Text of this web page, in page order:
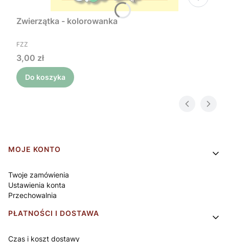
Zwierzątka - kolorowanka
PRODUCENT
FZZ
Cena
3,00 zł
Do koszyka
Linki w stopce
MOJE KONTO
Twoje zamówienia
Ustawienia konta
Przechowalnia
PŁATNOŚCI I DOSTAWA
Czas i koszt dostawy